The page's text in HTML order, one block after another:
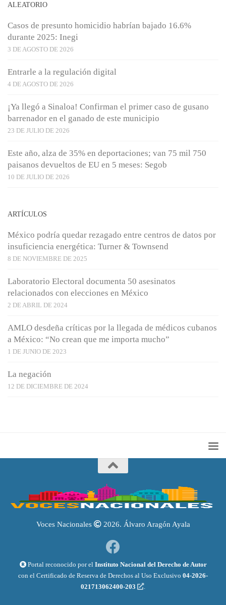
ALEATORIO
Casos de presunto homicidio habrían bajado 16.6%
durante 2025: Inegi
3 DE AGOSTO DE 2026
Entrarle a la regulación digital
4 DE AGOSTO DE 2026
¡Ya llegó a Sinaloa! Confirman el primer caso de gusano
barrenador en el ganado de este municipio
23 DE JULIO DE 2026
Este año, alza de 35% en deportaciones; van 75 mil 750
paisanos devueltos de EU en 5 meses: Segob
10 DE JULIO DE 2026
ARTÍCULOS
México podría quedar rezagado entre centros de datos por
insuficiencia energética: Turner & Townsend
8 DE NOVIEMBRE DE 2025
Laboratorio Electoral documenta 50 asesinatos
relacionados con elecciones en México
2 DE ABRIL DE 2024
AMLO desdeña críticas por la llegada de médicos cubanos
a México: “No crean que me importa mucho”
1 DE JUNIO DE 2023
La negación
12 DE DICIEMBRE DE 2024
Voces Nacionales 2026. Álvaro Aragón Ayala
Portal reconocido por el Instituto Nacional del Derecho de Autor
con el Certificado de Reserva de Derechos al Uso Exclusivo 04-2026-
021713062400-203
.